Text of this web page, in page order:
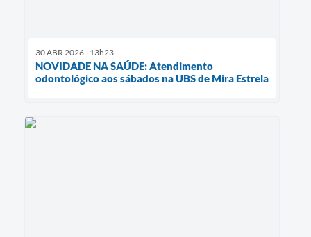
30 ABR 2026 - 13h23
NOVIDADE NA SAÚDE: Atendimento
odontológico aos sábados na UBS de Mira Estrela